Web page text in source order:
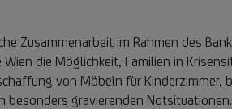
Zusammenarbeit im Rahmen des
die Möglichkeit, Familien in
von Möbeln für Kinderzimmer,
besonders gravierenden Notsituationen.